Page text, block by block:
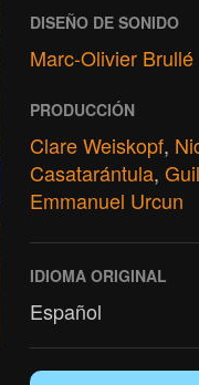
DISEÑO DE SONIDO
Marc-Olivier Brullé
PRODUCCIÓN
Clare Weiskopf,
Casatarántula,
Emmanuel Urcun
IDIOMA ORIGINAL
Español